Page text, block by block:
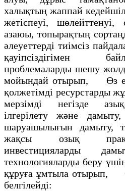
халықтың жаппай
жетіспеуі,
азаюы, топырақтың
әлеуеттерді тиімсіз
қауіпсіздігімен
проблемаларды шешу
мойындай отырып, Өз
қолжетімді ресурстарды
мерзімді негізде азық-
ілгерілету және
шаруашылығын дамыту,
жақсы озық
инвестицияларды
технологияларды беру
құруға ұмтыла отырып,
белгілейді: